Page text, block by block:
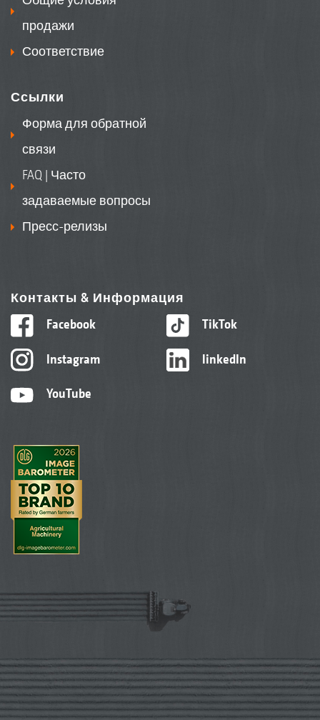
продажи
Соответствие
Ссылки
Форма для обратной
связи
FAQ | Часто
задаваемые вопросы
Пресс-релизы
Контакты & Информация
Facebook
Instagram
YouTube
TikTok
linkedIn